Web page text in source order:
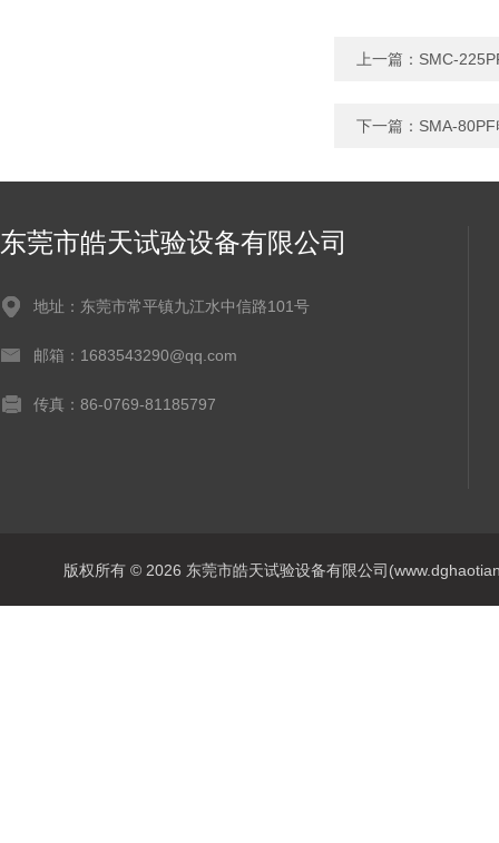
上一篇： SMC-
下一篇： SMA-
东莞市皓天试验设备有限公司
地址：东莞市常平镇九江水中信路101号
邮箱：1683543290@qq.com
传真：86-0769-81185797
版权所有 © 2026 东莞市皓天试验设备有限公司